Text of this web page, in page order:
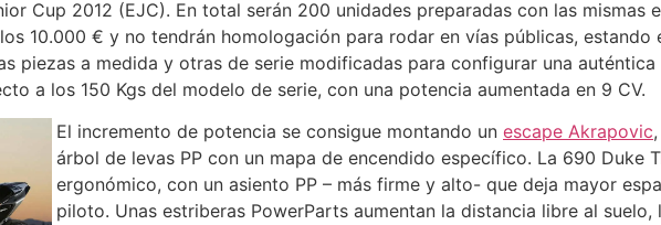
Cup 2012 (EJC). En total serán 200 unidades preparadas con las mismas
10.000 € y no tendrán homologación para rodar en vías públicas, estando
piezas a medida y otras de serie modificadas para configurar una
a los 150 Kgs del modelo de serie, con una potencia aumentada en 9 CV.
El incremento de potencia se consigue montando un escape Akrapovic
árbol de levas PP con un mapa de encendido específico. La 690 Duke
ergonómico, con un asiento PP – más firme y alto- que deja mayor
piloto. Unas estriberas PowerParts aumentan la distancia libre al